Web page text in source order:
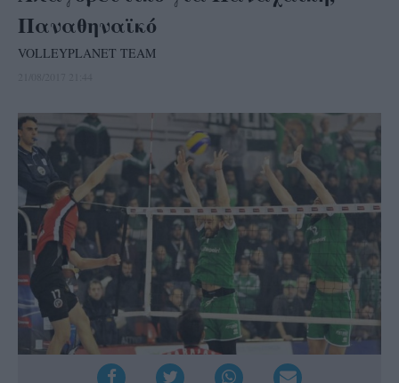
Παναθηναϊκό
VOLLEYPLANET TEAM